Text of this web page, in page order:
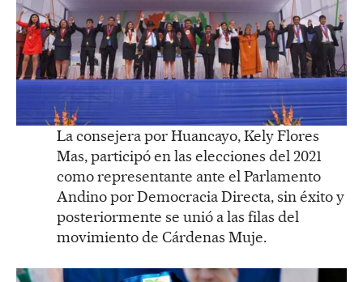
La consejera por Huancayo, Kely Flores
Mas, participó en las elecciones del 2021
como representante ante el Parlamento
Andino por Democracia Directa, sin éxito y
posteriormente se unió a las filas del
movimiento de Cárdenas Muje.